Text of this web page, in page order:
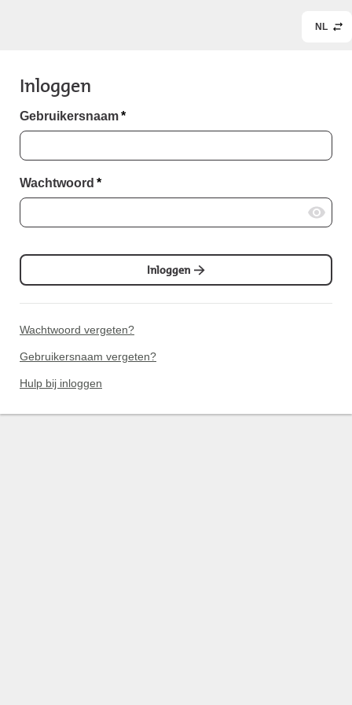
NL
Inloggen
Gebruikersnaam*
Wachtwoord *
Inloggen
Wachtwoord vergeten?
Gebruikersnaam vergeten?
Hulp bij inloggen